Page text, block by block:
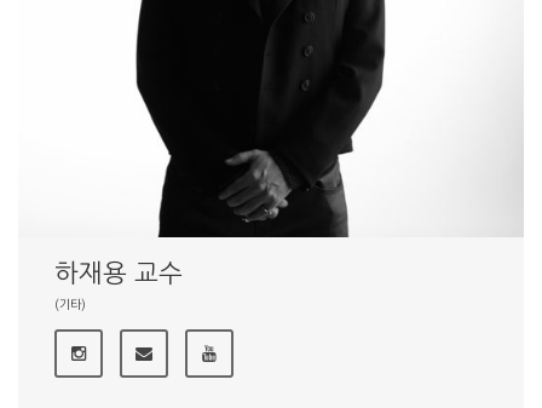
하재용 교수
(기타)